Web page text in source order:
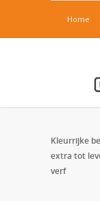
Home
Kleurrijke
extra tot
verf